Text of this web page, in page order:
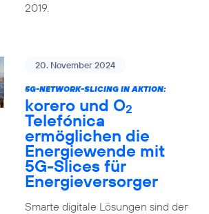
2019.
20. November 2024
5G-NETWORK-SLICING IN AKTION:
korero und O2
Telefónica
ermöglichen die
Energiewende mit
5G-Slices für
Energieversorger
Smarte digitale Lösungen sind der